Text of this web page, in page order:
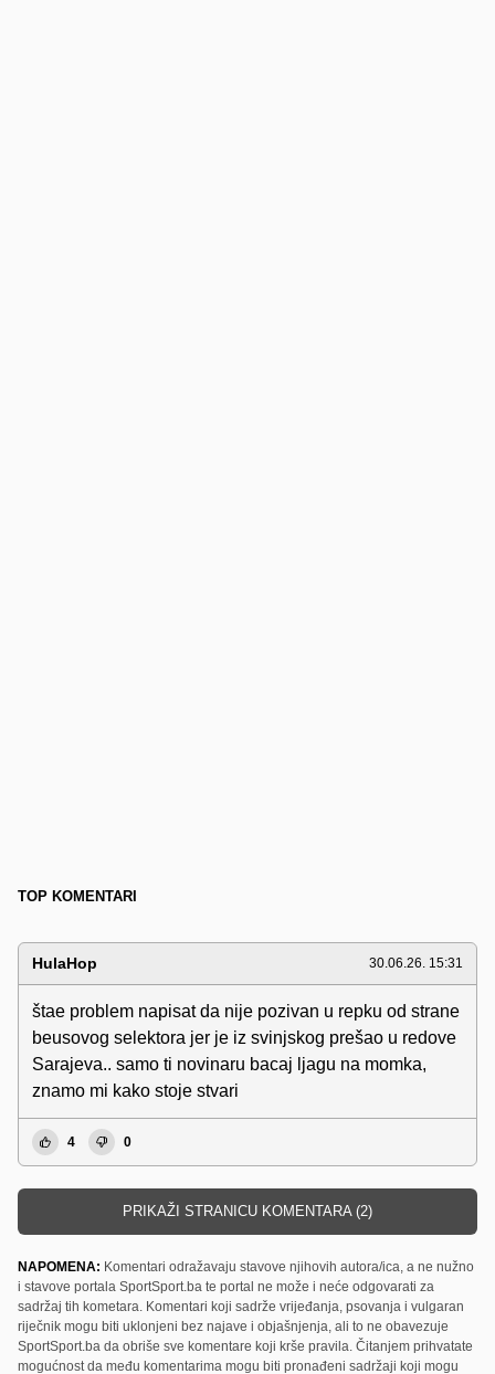
TOP KOMENTARI
HulaHop 30.06.26. 15:31
štae problem napisat da nije pozivan u repku od strane
beusovog selektora jer je iz svinjskog prešao u redove
Sarajeva.. samo ti novinaru bacaj ljagu na momka,
znamo mi kako stoje stvari
4 0
PRIKAŽI STRANICU KOMENTARA (2)
NAPOMENA: Komentari odražavaju stavove njihovih autora/ica, a ne nužno
i stavove portala SportSport.ba te portal ne može i neće odgovarati za
sadržaj tih kometara. Komentari koji sadrže vrijeđanja, psovanja i vulgaran
riječnik mogu biti uklonjeni bez najave i objašnjenja, ali to ne obavezuje
SportSport.ba da obriše sve komentare koji krše pravila. Čitanjem prihvatate
mogućnost da među komentarima mogu biti pronađeni sadržaji koji mogu